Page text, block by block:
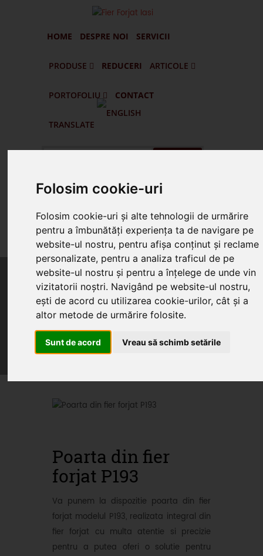
Folosim cookie-uri
Folosim cookie-uri și alte tehnologii de urmărire
pentru a îmbunătăți experiența ta de navigare pe
website-ul nostru, pentru afișa conținut și reclame
personalizate, pentru a analiza traficul de pe
website-ul nostru și pentru a înțelege de unde vin
vizitatorii noștri. Navigând pe website-ul nostru,
ești de acord cu utilizarea cookie-urilor, cât și a
altor metode de urmărire folosite.
Sunt de acord Vreau să schimb setările
HOME DESPRE NOI SERVICII
PRODUSE REDUCERI ARTICOLE
PORTOFOLIU CONTACT
TRANSLATE
Suna 0745.578.165
Home Produse Oferte
Servicii
Oferte promotionale si
Poarta din fier
forjat P193
Va punem la dispozitie poarta din fier
forjat modelul P193, realizata integral din
fier forjat cu multa atentie si precizie
pentru a putea oferi o solutie pentru